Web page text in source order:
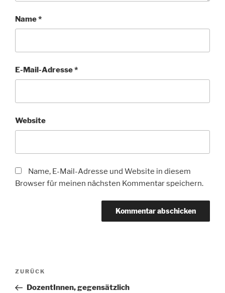
Name*
E-Mail-Adresse*
Website
Name, E-Mail-Adresse und Website in diesem
Browser für meinen nächsten Kommentar speichern.
Beitragsnavigation
Vorheriger
Beitrag
ZURÜCK
DozentInnen, gegensätzlich